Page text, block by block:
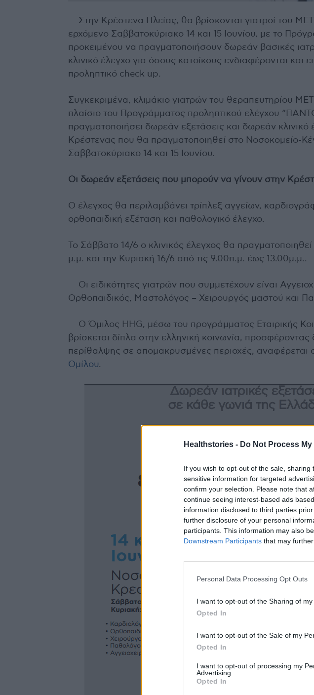
Healthstories - Do Not Process
If you wish to opt-out of the sale,
sensitive information for targeted
confirm your selection. Please note that
continue seeing interest-based ads
information disclosed to third parties
further disclosure of your personal
participants. This information may also
Downstream Participants that may
Personal Data Processing Opt Outs
I want to opt-out of the Sharing of my
Opted In
I want to opt-out of the Sale of my
Opted In
I want to opt-out of processing my
Advertising.
Opted In
Στην Κρέστενα Ηλείας, θα βρίσκονται γιατροί του
ερχόμενο Σαββατοκύριακο 14 και 15 Ιουνίου, με το
προκειμένου να πραγματοποιήσουν δωρεάν βασικές
κλινικό έλεγχο για όσους κατοίκους ενδιαφέρονται και
προληπτικό check up.
Συγκεκριμένα, κλιμάκιο γιατρών του θεραπευτηρίου
πλαίσιο του Προγράμματος προληπτικού ελέγχου
πραγματοποιήσει δωρεάν εξετάσεις και δωρεάν κλινικό
Κρέστενας που θα πραγματοποιηθεί στο Νοσοκομείο-
Σαββατοκύριακο 14 και 15 Ιουνίου.
Οι δωρεάν εξετάσεις που μπορούν να γίνουν στην
Ο έλεγχος θα περιλαμβάνει τρίπλεξ αγγείων,
ορθοπαιδική εξέταση και παθολογικό έλεγχο.
Το Σάββατο 14/6 ο κλινικός έλεγχος θα
μ.μ. και την Κυριακή 16/6 από τις 9.00π.μ. έως 13.00μ.μ..
Οι ειδικότητες γιατρών που συμμετέχουν είναι
Ορθοπαιδικός, Μαστολόγος – Χειρουργός μαστού και
Ο Όμιλος HHG, μέσω του προγράμματος Εταιρικής
βρίσκεται δίπλα στην ελληνική κοινωνία,
περίθαλψης σε απομακρυσμένες περιοχές, αναφέρεται
Ομίλου.